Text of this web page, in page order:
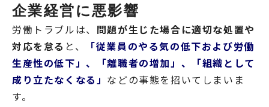
企業経営に悪影響
労働トラブルは、 問題が生じた場合に適切な処置や
対応を怠る と、
「従業員のやる気の低下および労働
生産性の低下」、「離職者の増加」、「組織として
成り立たなくなる」 などの事態を招いてしまいま
す。